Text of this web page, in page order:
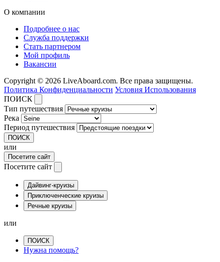
О компании
Подробнее о нас
Служба поддержки
Стать партнером
Мой профиль
Вакансии
Copyright © 2026 LiveAboard.com. Все права защищены.
Политика Конфиденциальности Условия Использования
ПОИСК
Тип путешествия
Река
Период путешествия
ПОИСК
или
Посетите сайт
Посетите сайт
Дайвинг-круизы
Приключенческие круизы
Речные круизы
или
ПОИСК
Нужна помощь?